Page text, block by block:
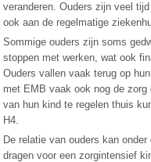
veranderen. Ouders zijn veel
ook aan de regelmatige
Sommige ouders zijn soms
stoppen met werken, wat ook
Ouders vallen vaak terug op
met EMB vaak ook nog de zorg
van hun kind te regelen thuis
H4.
De relatie van ouders kan
dragen voor een zorgintensief